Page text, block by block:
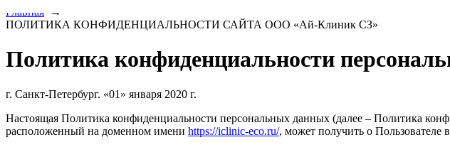
Главная →
ПОЛИТИКА КОНФИДЕНЦИАЛЬНОСТИ САЙТА ООО «Ай-Клиник СЗ»
Политика конфиденциальности
г. Санкт-Петербург. «01» января 2020 г.
Настоящая Политика конфиденциальности персональных данных (далее – Политика
расположенный на доменном имени https://iclinic-eco.ru/, может получить о Пользователе